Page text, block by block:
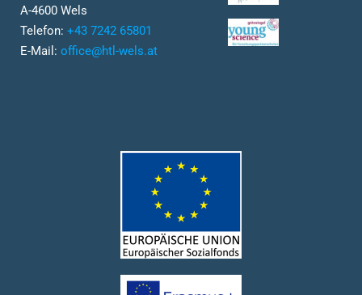
A-4600 Wels
Telefon: +43 7242 65801
E-Mail: office@htl-wels.at